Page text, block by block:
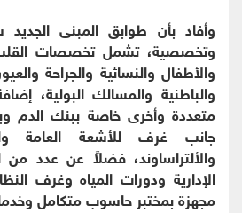
وأفاد بأن طوابق المبنى
وتخصصية، تشمل تخصصات
والأطفال والنسائية والجراحة
والباطنية والمسالك البولية،
متعددة وأخرى خاصة ببنك الدم
جانب غرف للأشعة العامة
والألتراساوند، فضلاً عن عدد
الإدارية ودورات المياه وغرف
مجهزة بمختبر حاسوب متكامل